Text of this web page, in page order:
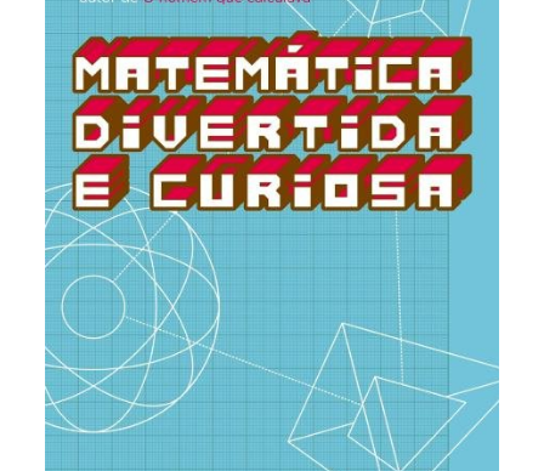
Tahan com recreações e curiosidades da
Matemática, que transformam a aridez dos
números em desafios e brincadeiras de raciocínio
claro e simples. Ideal para o professor de
Matemática do Ensino Fundamental. Apresenta o
famoso problema “Os sete navios de Laisant”.